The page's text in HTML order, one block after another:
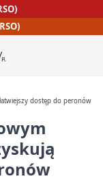
dostęp do peronów